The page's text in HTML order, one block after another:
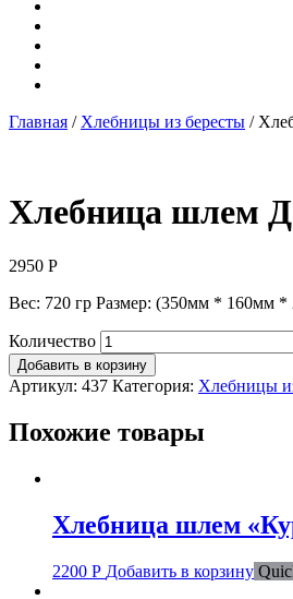
Главная / Хлебницы из бересты /
Хлебница шлем
2950 Р
Вес: 720 гр Размер: (350мм * 160мм
Количество
Добавить в корзину
Артикул: 437 Категория: Хлебницы
Похожие товары
Хлебница шлем
2200 Р Добавить в корзину